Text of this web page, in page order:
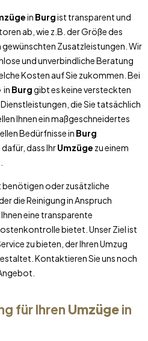
in Burgist transparent und
ab, wie z.B. der Größe des
gewünschten Zusatzleistungen. Wir
und unverbindliche Beratung
Kosten auf Sie zukommen. Bei
in Burggibt es keine versteckten
die Sie tatsächlich
Ihnen ein maßgeschneidertes
Bedürfnisse in Burg
dass IhrUmzüge zu einem
benötigen oder zusätzliche
die Reinigung in Anspruch
eine transparente
bietet. Unser Ziel ist
zu bieten, der Ihren Umzug
Kontaktieren Sie uns noch
für Ihren Umzügein